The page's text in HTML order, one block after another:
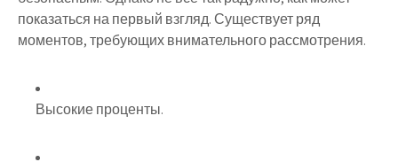
показаться на первый взгляд. Существует ряд
моментов, требующих внимательного рассмотрения.
Высокие проценты.